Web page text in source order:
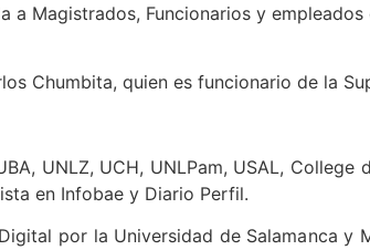
a Magistrados, Funcionarios y
Chumbita, quien es funcionario de la
UNLZ, UCH, UNLPam, USAL,
en Infobae y Diario Perfil.
por la Universidad de Salamanca